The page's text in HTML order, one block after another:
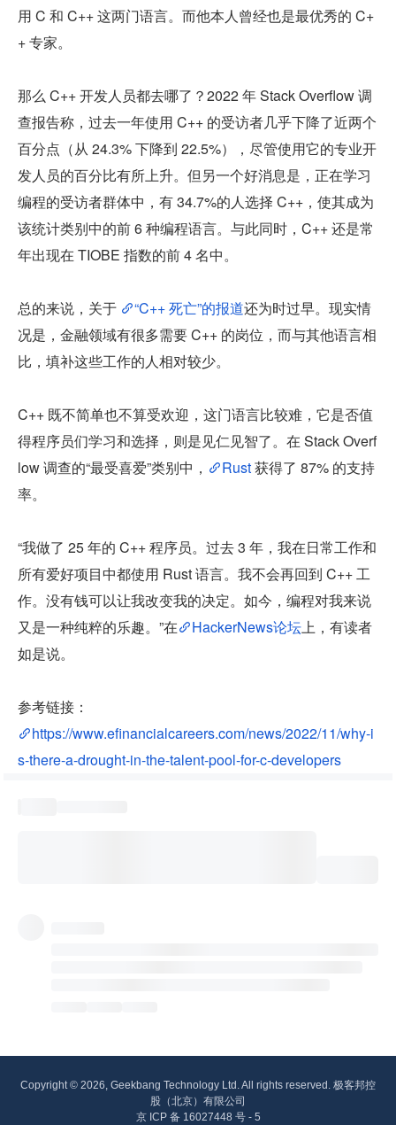
用 C 和 C++ 这两门语言。而他本人曾经也是最优秀的 C+
+ 专家。
那么 C++ 开发人员都去哪了？2022 年 Stack Overflow 调
查报告称，过去一年使用 C++ 的受访者几乎下降​​了近两个
百分点（从 24.3% 下降到 22.5%），尽管使用它的专业开
发人员的百分比有所上升。但另一个好消息是，正在学习
编程的受访者群体中，有 34.7%的人选择 C++，使其成为
该统计类别中的前 6 种编程语言。与此同时，C++ 还是常
年出现在 TIOBE 指数的前 4 名中。
总的来说，关于 “C++ 死亡”的报道还为时过早。现实情
况是，金融领域有很多需要 C++ 的岗位，而与其他语言相
比，填补这些工作的人相对较少。
C++ 既不简单也不算受欢迎，这门语言比较难，它是否值
得程序员们学习和选择，则是见仁见智了。在 Stack Overf
low 调查的“最受喜爱”类别中，
Rust 获得了 87% 的支持
率。
“我做了 25 年的 C++ 程序员。过去 3 年，我在日常工作和
所有爱好项目中都使用 Rust 语言。我不会再回到 C++ 工
作。没有钱可以让我改变我的决定。如今，编程对我来说
又是一种纯粹的乐趣。”在
HackerNews论坛上，有读者
如是说。
参考链接：
https://www.efinancialcareers.com/news/2022/11/why-i
s-there-a-drought-in-the-talent-pool-for-c-developers
Copyright © 2026, Geekbang Technology Ltd. All rights reserved. 极客邦控
股（北京）有限公司
京 ICP 备 16027448 号 - 5